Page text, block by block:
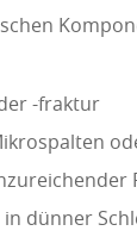
-fraktur
in dünner